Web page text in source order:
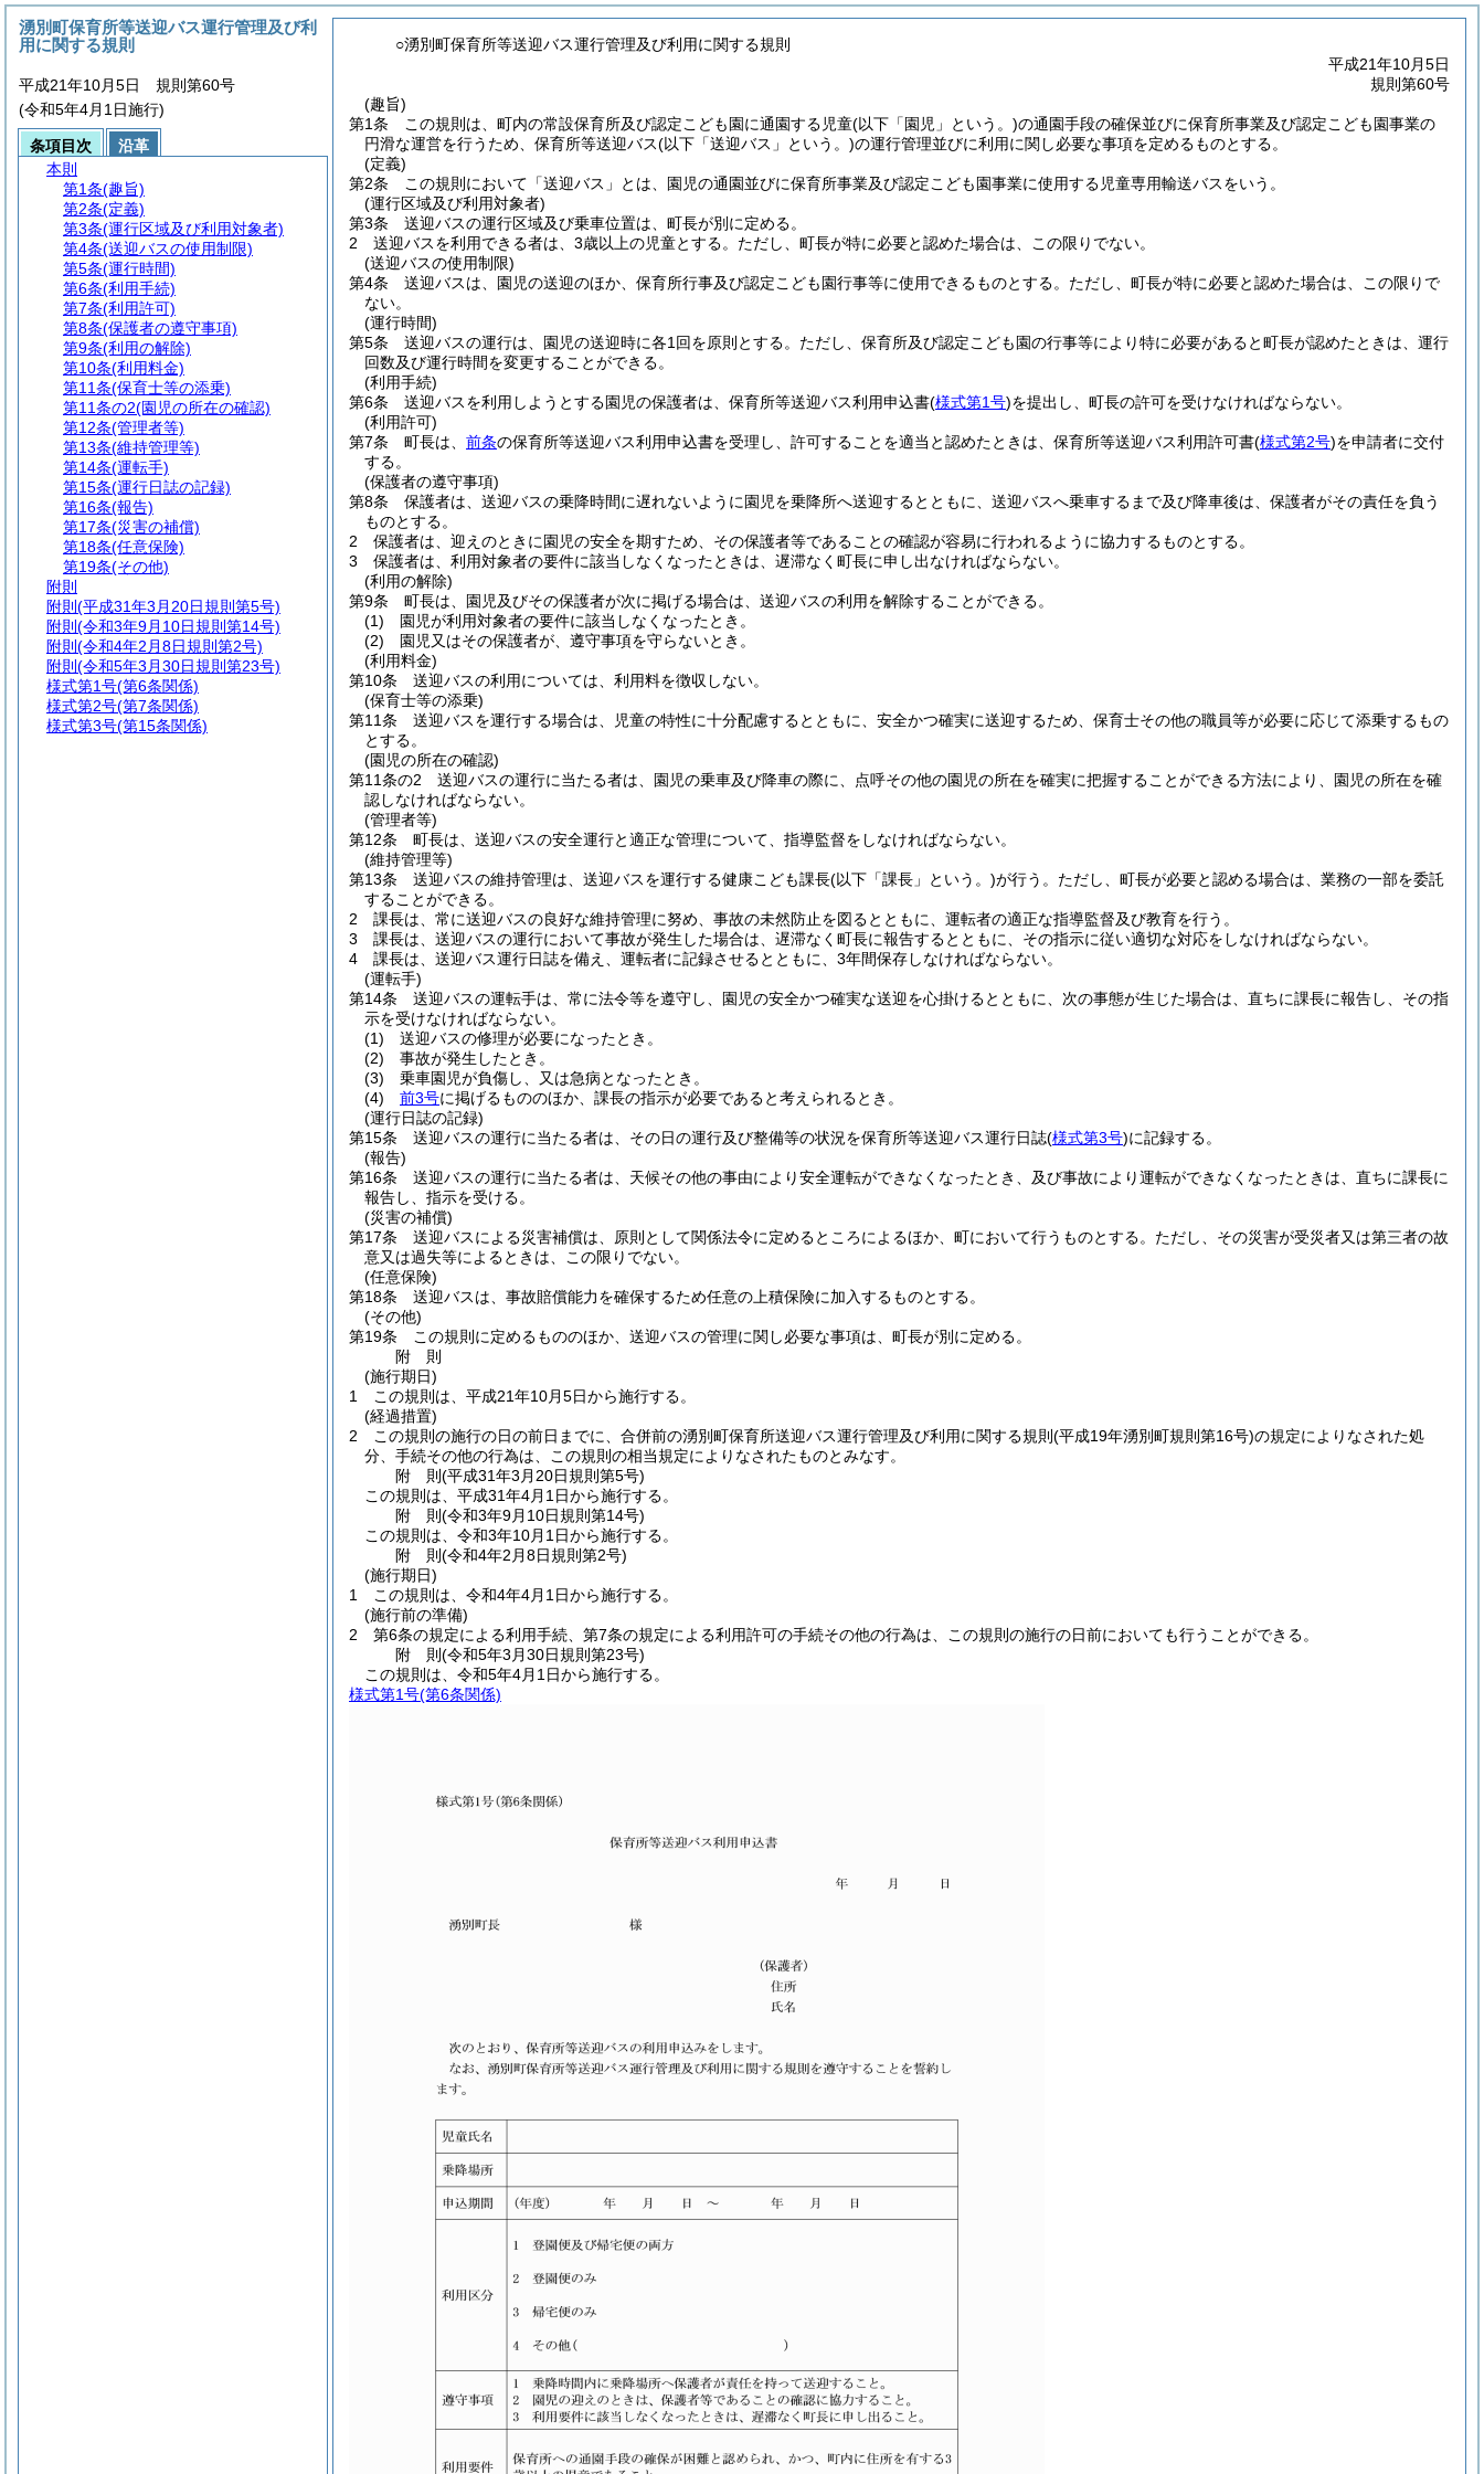
○湧別町保育所等送迎バス運行管理及び利用に関する規則
平成21年10月5日
規則第60号
(趣旨)
第1条
この規則は、町内の常設保育所及び認定こども園に通園する児童(以下「園児」という。)の通園手段の確保並びに保育所事業及び認定こども園事業の
円滑な運営を行うため、保育所等送迎バス(以下「送迎バス」という。)の運行管理並びに利用に関し必要な事項を定めるものとする。
(定義)
第2条
この規則において「送迎バス」とは、園児の通園並びに保育所事業及び認定こども園事業に使用する児童専用輸送バスをいう。
(運行区域及び利用対象者)
第3条
送迎バスの運行区域及び乗車位置は、町長が別に定める。
2
送迎バスを利用できる者は、3歳以上の児童とする。 ただし、町長が特に必要と認めた場合は、この限りでない。
(送迎バスの使用制限)
第4条
送迎バスは、園児の送迎のほか、保育所行事及び認定こども園行事等に使用できるものとする。 ただし、町長が特に必要と認めた場合は、この限りで
ない。
(運行時間)
第5条
送迎バスの運行は、園児の送迎時に各1回を原則とする。 ただし、保育所及び認定こども園の行事等により特に必要があると町長が認めたときは、運行
回数及び運行時間を変更することができる。
(利用手続)
第6条
送迎バスを利用しようとする園児の保護者は、保育所等送迎バス利用申込書(様式第1号)を提出し、町長の許可を受けなければならない。
(利用許可)
第7条
町長は、 前条の保育所等送迎バス利用申込書を受理し、許可することを適当と認めたときは、保育所等送迎バス利用許可書(様式第2号)を申請者に交付
する。
(保護者の遵守事項)
第8条
保護者は、送迎バスの乗降時間に遅れないように園児を乗降所へ送迎するとともに、送迎バスへ乗車するまで及び降車後は、保護者がその責任を負う
ものとする。
2
保護者は、迎えのときに園児の安全を期すため、その保護者等であることの確認が容易に行われるように協力するものとする。
3
保護者は、利用対象者の要件に該当しなくなったときは、遅滞なく町長に申し出なければならない。
(利用の解除)
第9条
町長は、園児及びその保護者が次に掲げる場合は、送迎バスの利用を解除することができる。
(1)
園児が利用対象者の要件に該当しなくなったとき。
(2)
園児又はその保護者が、遵守事項を守らないとき。
(利用料金)
第10条
送迎バスの利用については、利用料を徴収しない。
(保育士等の添乗)
第11条
送迎バスを運行する場合は、児童の特性に十分配慮するとともに、安全かつ確実に送迎するため、保育士その他の職員等が必要に応じて添乗するもの
とする。
(園児の所在の確認)
第11条の2
送迎バスの運行に当たる者は、園児の乗車及び降車の際に、点呼その他の園児の所在を確実に把握することができる方法により、園児の所在を確
認しなければならない。
(管理者等)
第12条
町長は、送迎バスの安全運行と適正な管理について、指導監督をしなければならない。
(維持管理等)
第13条
送迎バスの維持管理は、送迎バスを運行する健康こども課長(以下「課長」という。)が行う。 ただし、町長が必要と認める場合は、業務の一部を委託
することができる。
2
課長は、常に送迎バスの良好な維持管理に努め、事故の未然防止を図るとともに、運転者の適正な指導監督及び教育を行う。
3
課長は、送迎バスの運行において事故が発生した場合は、遅滞なく町長に報告するとともに、その指示に従い適切な対応をしなければならない。
4
課長は、送迎バス運行日誌を備え、運転者に記録させるとともに、3年間保存しなければならない。
(運転手)
第14条
送迎バスの運転手は、常に法令等を遵守し、園児の安全かつ確実な送迎を心掛けるとともに、次の事態が生じた場合は、直ちに課長に報告し、その指
示を受けなければならない。
(1)
送迎バスの修理が必要になったとき。
(2)
事故が発生したとき。
(3)
乗車園児が負傷し、又は急病となったとき。
(4)
前3号に掲げるもののほか、課長の指示が必要であると考えられるとき。
(運行日誌の記録)
第15条
送迎バスの運行に当たる者は、その日の運行及び整備等の状況を保育所等送迎バス運行日誌(様式第3号)に記録する。
(報告)
第16条
送迎バスの運行に当たる者は、天候その他の事由により安全運転ができなくなったとき、及び事故により運転ができなくなったときは、直ちに課長に
報告し、指示を受ける。
(災害の補償)
第17条
送迎バスによる災害補償は、原則として関係法令に定めるところによるほか、町において行うものとする。 ただし、その災害が受災者又は第三者の故
意又は過失等によるときは、この限りでない。
(任意保険)
第18条
送迎バスは、事故賠償能力を確保するため任意の上積保険に加入するものとする。
(その他)
第19条
この規則に定めるもののほか、送迎バスの管理に関し必要な事項は、町長が別に定める。
附 則
(施行期日)
1
この規則は、平成21年10月5日から施行する。
(経過措置)
2
この規則の施行の日の前日までに、合併前の湧別町保育所送迎バス運行管理及び利用に関する規則 (平成19年湧別町規則第16号)の規定によりなされた処
分、手続その他の行為は、この規則の相当規定によりなされたものとみなす。
附 則(平成31年3月20日規則第5号)
この規則は、平成31年4月1日から施行する。
附 則(令和3年9月10日規則第14号)
この規則は、令和3年10月1日から施行する。
附 則(令和4年2月8日規則第2号)
(施行期日)
1
この規則は、令和4年4月1日から施行する。
(施行前の準備)
2
第6条の規定による利用手続、第7条の規定による利用許可の手続その他の行為は、この規則の施行の日前においても行うことができる。
附 則(令和5年3月30日規則第23号)
この規則は、令和5年4月1日から施行する。
様式第1号(第6条関係)
湧別町保育所等送迎バス運行管理及び利
用に関する規則
平成21年10月5日 規則第60号
(令和5年4月1日施行)
条項目次
沿革
本則
第1条(趣旨)
第2条(定義)
第3条(運行区域及び利用対象者)
第4条(送迎バスの使用制限)
第5条(運行時間)
第6条(利用手続)
第7条(利用許可)
第8条(保護者の遵守事項)
第9条(利用の解除)
第10条(利用料金)
第11条(保育士等の添乗)
第11条の2(園児の所在の確認)
第12条(管理者等)
第13条(維持管理等)
第14条(運転手)
第15条(運行日誌の記録)
第16条(報告)
第17条(災害の補償)
第18条(任意保険)
第19条(その他)
附則
附則 (平成31年3月20日規則第5号)
附則 (令和3年9月10日規則第14号)
附則 (令和4年2月8日規則第2号)
附則 (令和5年3月30日規則第23号)
様式第1号(第6条関係)
様式第2号(第7条関係)
様式第3号(第15条関係)